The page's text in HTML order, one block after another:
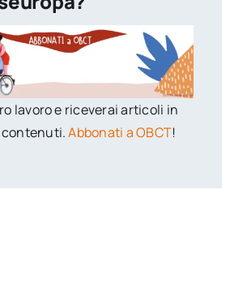
lavoro e riceverai articoli in
contenuti.Abbonati a OBCT!